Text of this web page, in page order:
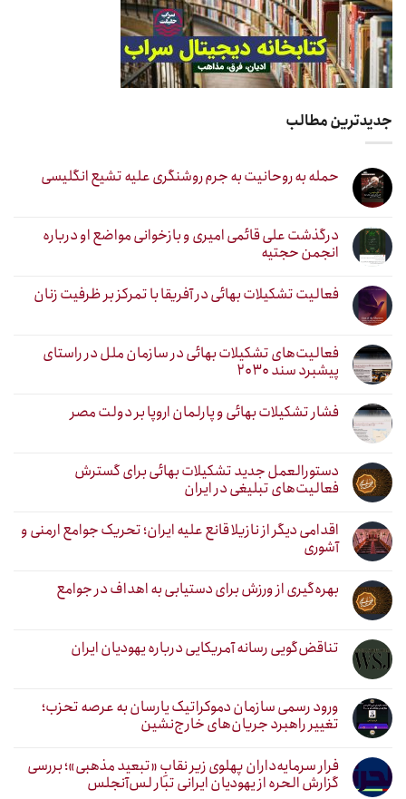
جدیدترین مطالب
حمله به روحانیت به جرم روشنگری علیه تشیع انگلیسی
درگذشت علی قائمی امیری و بازخوانی مواضع او درباره
انجمن حجتیه
فعالیت تشکیلات بهائی در آفریقا با تمرکز بر ظرفیت زنان
فعالیت‌های تشکیلات بهائی در سازمان ملل در راستای
پیشبرد سند ۲۰۳۰
فشار تشکیلات بهائی و پارلمان اروپا بر دولت مصر
دستورالعمل جدید تشکیلات بهائی برای گسترش
فعالیت‌های تبلیغی در ایران
اقدامی دیگر از نازیلا قانع علیه ایران؛ تحریک جوامع ارمنی و
آشوری
بهره‌گیری از ورزش برای دستیابی به اهداف در جوامع
تناقض‌گویی رسانه آمریکایی درباره یهودیان ایران
ورود رسمی سازمان دموکراتیک یارسان به عرصه تحزب؛
تغییر راهبرد جریان‌های خارج‌نشین
فرار سرمایه‌داران پهلوی زیر نقابِ «تبعید مذهبی»؛ بررسی
گزارش الحره از یهودیان ایرانی تبار لس‌آنجلس